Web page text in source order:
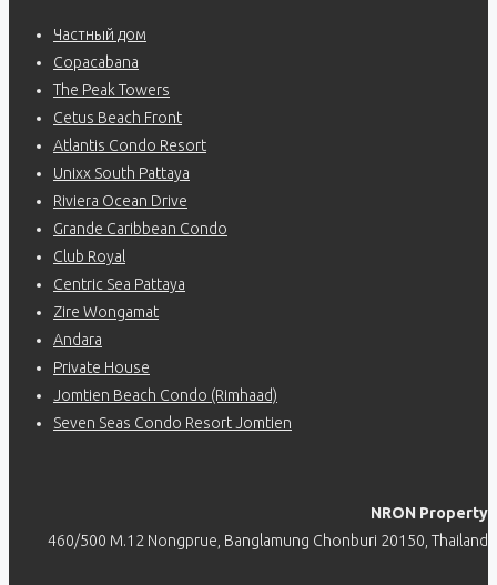
Частный дом
Copacabana
The Peak Towers
Cetus Beach Front
Atlantis Condo Resort
Unixx South Pattaya
Riviera Ocean Drive
Grande Caribbean Condo
Club Royal
Centric Sea Pattaya
Zire Wongamat
Andara
Private House
Jomtien Beach Condo (Rimhaad)
Seven Seas Condo Resort Jomtien
NRON Property
460/500 M.12 Nongprue, Banglamung Chonburi 20150, Thailand